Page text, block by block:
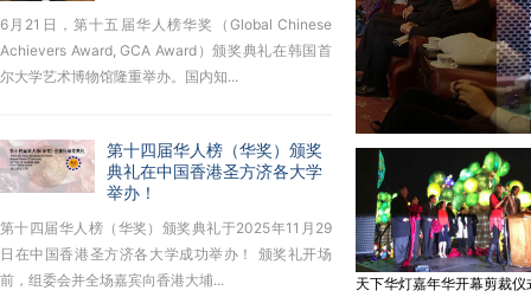
6月21日，第十五届华人榜华奖（Global Chinese
Achievers Award, GCA Award）颁奖典礼在韩国首
尔大学艺术博物馆隆重举办。国内知...
第十四届华人榜（华奖）颁奖
典礼在中国香港圣方济各大学
举办！
第十四届华人榜（华奖）颁奖典礼于2025年11月29
日在中国香港圣方济各大学成功举办！ 颁奖礼开场
前，组委会并全场嘉宾向香港大埔...
天下华灯嘉年华开幕剪裁仪